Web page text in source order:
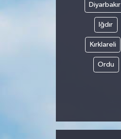
Diyarbakır
Iğdır
Kırklareli
Ordu